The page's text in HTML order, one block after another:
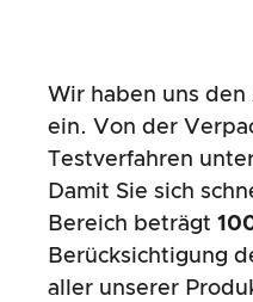
Wir haben uns den
ein. Von der
Testverfahren
Damit Sie sich
Bereich beträgt
Berücksichtigung
aller unserer